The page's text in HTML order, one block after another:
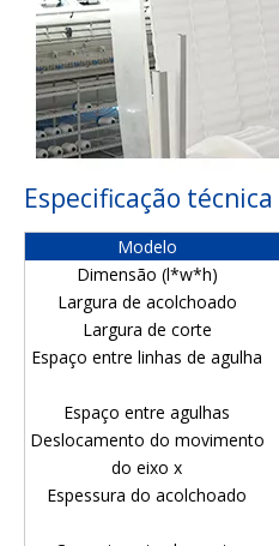
Especificação técnica
Modelo
Dimensão (l*w*h)
Largura de acolchoado
Largura de corte
Espaço entre linhas de agulha
Espaço entre agulhas
Deslocamento do movimento
do eixo x
Espessura do acolchoado